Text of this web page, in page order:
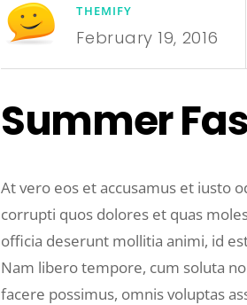
THEMIFY
February 19, 2016
Summer
At vero eos et accusamus et iusto
corrupti quos dolores et quas
officia deserunt mollitia animi, id
Nam libero tempore, cum soluta
facere possimus, omnis voluptas